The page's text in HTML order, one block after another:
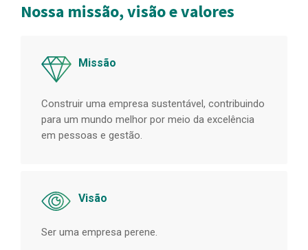
Nossa missão, visão e valores
Missão
Construir uma empresa sustentável, contribuindo
para um mundo melhor por meio da excelência
em pessoas e gestão.
Visão
Ser uma empresa perene.